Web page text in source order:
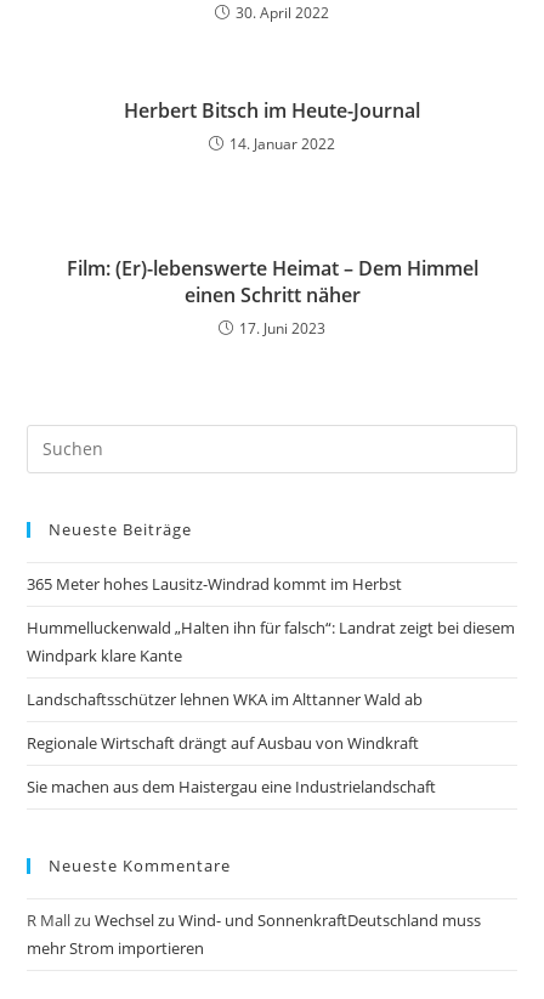
30. April 2022
Herbert Bitsch im Heute-Journal
14. Januar 2022
Film: (Er)-lebenswerte Heimat – Dem Himmel
einen Schritt näher
17. Juni 2023
Neueste Beiträge
365 Meter hohes Lausitz-Windrad kommt im Herbst
Hummelluckenwald „Halten ihn für falsch“: Landrat zeigt bei diesem
Windpark klare Kante
Landschaftsschützer lehnen WKA im Alttanner Wald ab
Regionale Wirtschaft drängt auf Ausbau von Windkraft
Sie machen aus dem Haistergau eine Industrielandschaft
Neueste Kommentare
R MallzuWechsel zu Wind- und SonnenkraftDeutschland muss
mehr Strom importieren